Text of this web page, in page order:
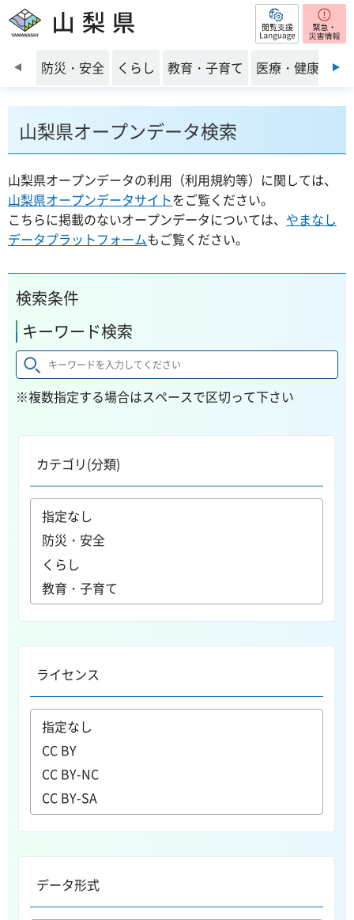
山梨県 閲覧支援
前のスライドを表示
防災・安全 くらし 教育・子育て 医療・健康・福
山梨県オープンデータ検索
山梨県オープンデータの利用（利用規約等）に関しては、
山梨県オープンデータサイトをご覧ください。
こちらに掲載のないオープンデータについては、 やまなし
データプラットフォームもご覧ください。
検索条件
キーワード検索
※複数指定する場合はスペースで区切って下さい
カテゴリ(分類)
ライセンス
データ形式